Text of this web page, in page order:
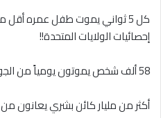
إحصائيات الولايات المتحدة!!
58 ألف شخص يموتون يومياً من الجوع!
أكثر من مليار كائن بشري يعانون